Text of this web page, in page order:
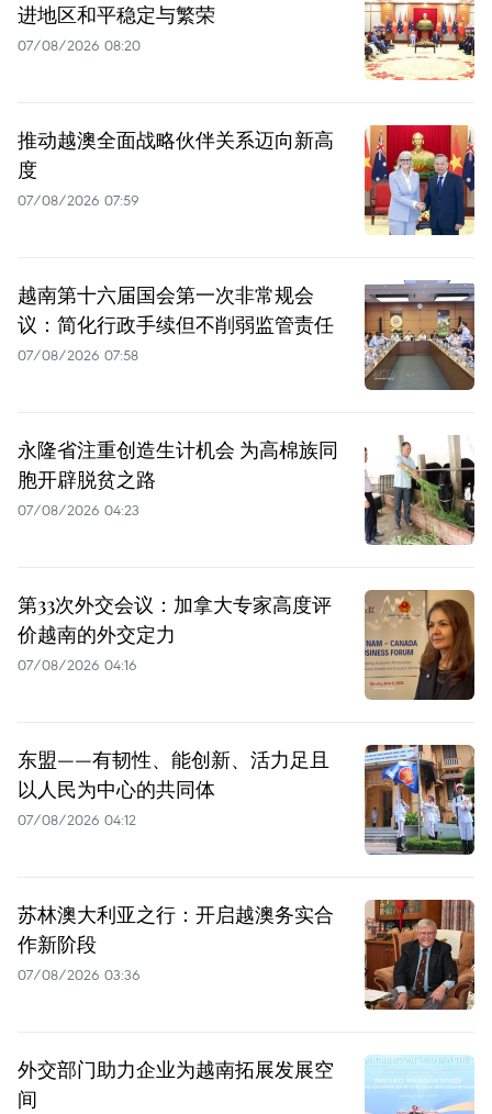
进地区和平稳定与繁荣
07/08/2026 08:20
推动越澳全面战略伙伴关系迈向新高
度
07/08/2026 07:59
越南第十六届国会第一次非常规会
议：简化行政手续但不削弱监管责任
07/08/2026 07:58
永隆省注重创造生计机会 为高棉族同
胞开辟脱贫之路
07/08/2026 04:23
第33次外交会议：加拿大专家高度评
价越南的外交定力
07/08/2026 04:16
东盟——有韧性、能创新、活力足且
以人民为中心的共同体
07/08/2026 04:12
苏林澳大利亚之行：开启越澳务实合
作新阶段
07/08/2026 03:36
外交部门助力企业为越南拓展发展空
间